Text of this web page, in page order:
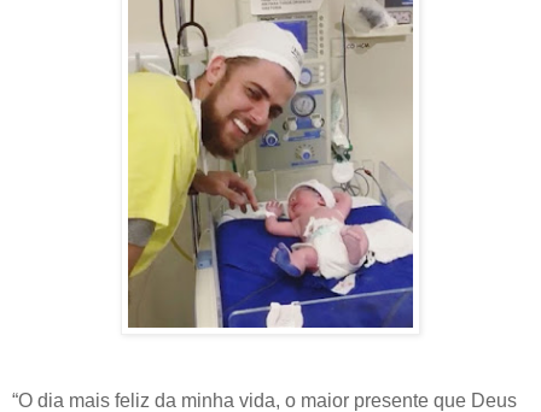
“O dia mais feliz da minha vida, o maior presente que Deus